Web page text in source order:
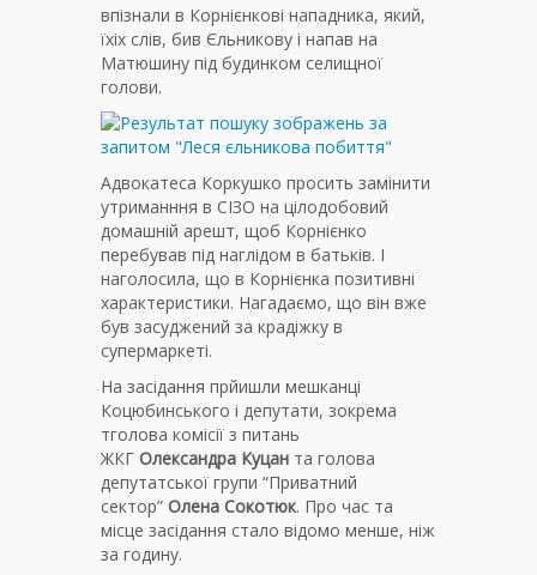
впізнали в Корнієнкові нападника, який,
їхіх слів, бив Єльникову і напав на
Матюшину під будинком селищної
голови.
Адвокатеса Коркушко просить замінити
утриманння в СІЗО на цілодобовий
домашній арешт, щоб Корнієнко
перебував під наглідом в батьків. І
наголосила, що в Корнієнка позитивні
характеристики. Нагадаємо, що він вже
був засуджений за крадіжку в
супермаркеті.
На засідання прйишли мешканці
Коцюбинського і депутати, зокрема
тголова комісії з питань
ЖКГ Олександра Куцан та голова
депутатської групи “Приватний
сектор” Олена Сокотюк. Про час та
місце засідання стало відомо менше, ніж
за годину.